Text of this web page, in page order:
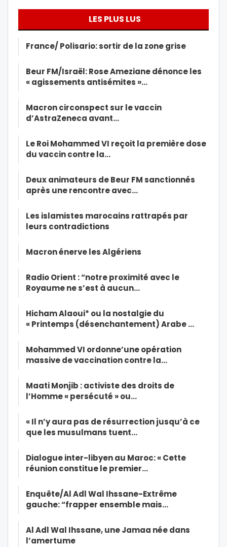
LES PLUS LUS
France/ Polisario: sortir de la zone grise
Beur FM/Israël: Rose Ameziane dénonce les
« agissements antisémites »…
Macron circonspect sur le vaccin
d’AstraZeneca avant…
Le Roi Mohammed VI reçoit la première dose
du vaccin contre la…
Deux animateurs de Beur FM sanctionnés
après une rencontre avec…
Les islamistes marocains rattrapés par
leurs contradictions
Macron énerve les Algériens
Radio Orient : “notre proximité avec le
Royaume ne s’est à aucun…
Hicham Alaoui* ou la nostalgie du
« Printemps (désenchantement) Arabe …
Mohammed VI ordonne’une opération
massive de vaccination contre la…
Maati Monjib : activiste des droits de
l’Homme « persécuté » ou…
« Il n’y aura pas de résurrection jusqu’à ce
que les musulmans tuent…
Dialogue inter-libyen au Maroc: « Cette
réunion constitue le premier…
Enquête/Al Adl Wal Ihssane-Extrême
gauche: “frapper ensemble mais…
Al Adl Wal Ihssane, une Jamaa née dans
l’amertume